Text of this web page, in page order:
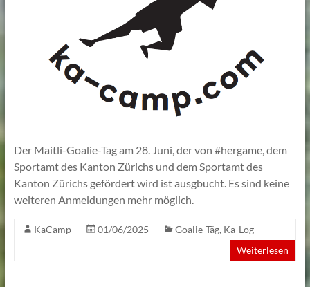
Der Maitli-Goalie-Tag am 28. Juni, der von #hergame, dem
Sportamt des Kanton Zürichs und dem Sportamt des
Kanton Zürichs gefördert wird ist ausgbucht. Es sind keine
weiteren Anmeldungen mehr möglich.
KaCamp 01/06/2025 Goalie-Täg, Ka-Log
Weiterlesen